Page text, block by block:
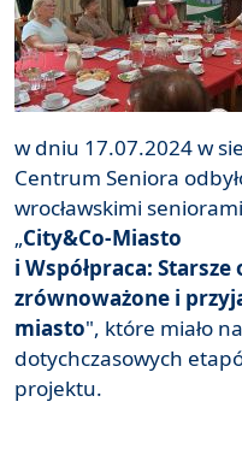
w dniu 17.07.2024 w
Centrum Seniora
wrocławskimi
„City&Co-Miasto
i Współpraca:
zrównoważone i
miasto", które miało
dotychczasowych
projektu.